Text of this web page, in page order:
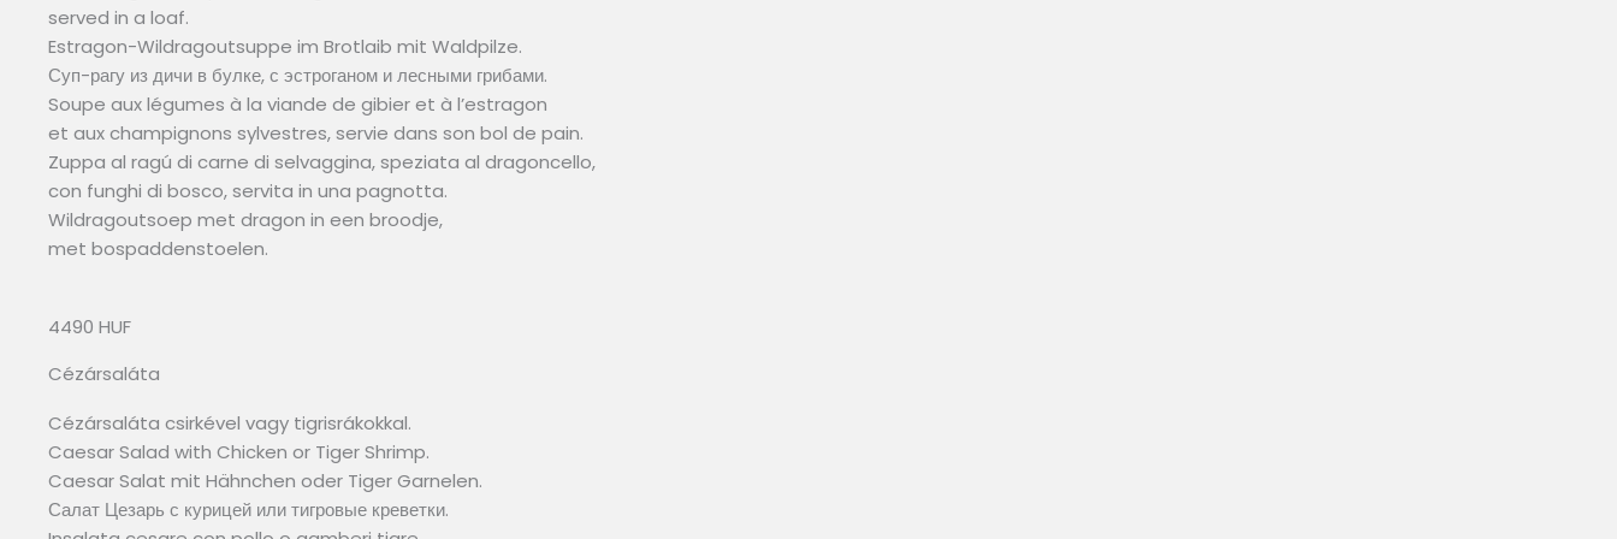
served in a loaf.
Estragon-Wildragoutsuppe im Brotlaib mit Waldpilze.
Суп-рагу из дичи в булке, с эстроганом и лесными грибами.
Soupe aux légumes à la viande de gibier et à l’estragon
et aux champignons sylvestres, servie dans son bol de pain.
Zuppa al ragú di carne di selvaggina, speziata al dragoncello,
con funghi di bosco, servita in una pagnotta.
Wildragoutsoep met dragon in een broodje,
met bospaddenstoelen.
4490 HUF
Cézársaláta
Cézársaláta csirkével vagy tigrisrákokkal.
Caesar Salad with Chicken or Tiger Shrimp.
Caesar Salat mit Hähnchen oder Tiger Garnelen.
Салат Цезарь с курицей или тигровые креветки.